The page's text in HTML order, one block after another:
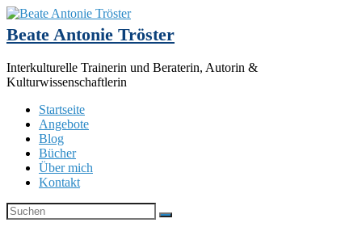
Beate Antonie Tröster
Interkulturelle Trainerin und Beraterin, Autorin &
Kulturwissenschaftlerin
Startseite
Angebote
Blog
Bücher
Über mich
Kontakt